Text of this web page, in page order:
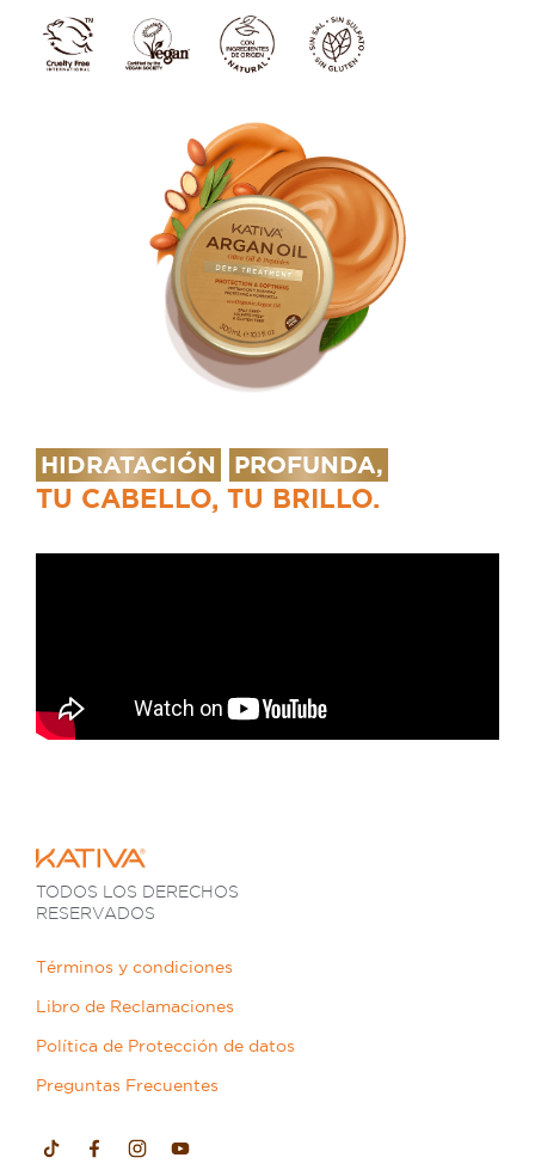
HIDRATACIÓN PROFUNDA,
TU CABELLO, TU BRILLO.
TODOS LOS DERECHOS
RESERVADOS
Términos y condiciones
Libro de Reclamaciones
Política de Protección de datos
Preguntas Frecuentes